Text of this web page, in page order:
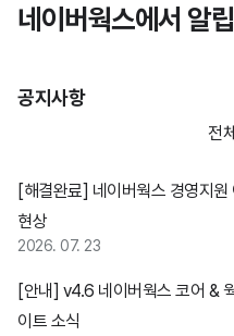
네이버웍스에서 알
공지사항
전
2026. 07. 23
[해결완료] 네이버웍스 경영지
현상
[안내] v4.6 네이버웍스 코어 &
이트 소식